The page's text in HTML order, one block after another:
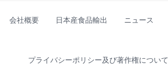
会社概要 日本産食品輸出 ニュース
プライバシーポリシー及び著作権について